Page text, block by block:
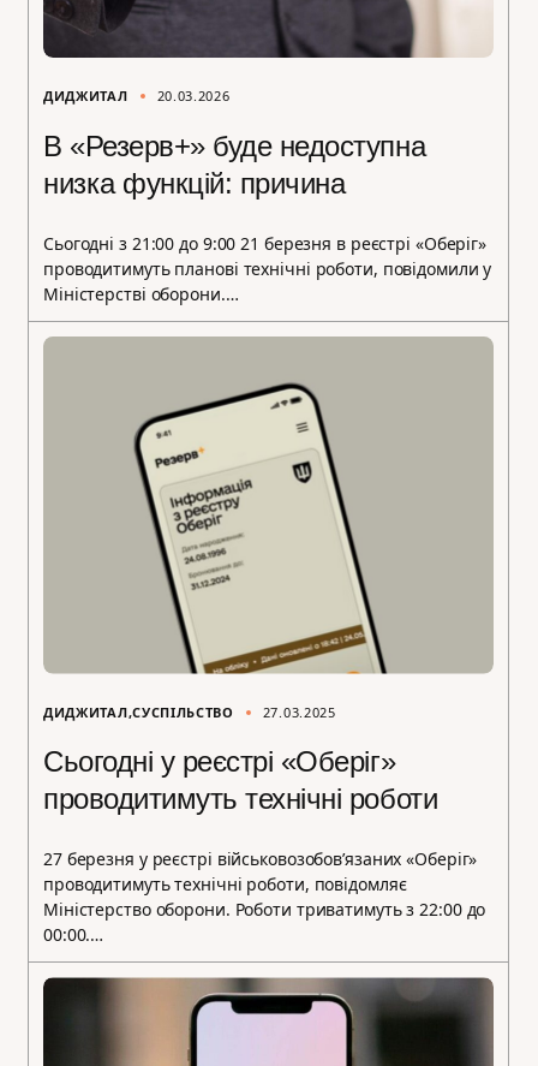
ДИДЖИТАЛ 20.03.2026
В «Резерв+» буде недоступна
низка функцій: причина
Сьогодні з 21:00 до 9:00 21 березня в реєстрі «Оберіг»
проводитимуть планові технічні роботи, повідомили у
Міністерстві оборони.…
ДИДЖИТАЛ СУСПІЛЬСТВО 27.03.2025
Сьогодні у реєстрі «Оберіг»
проводитимуть технічні роботи
27 березня у реєстрі військовозобов’язаних «Оберіг»
проводитимуть технічні роботи, повідомляє
Міністерство оборони. Роботи триватимуть з 22:00 до
00:00.…